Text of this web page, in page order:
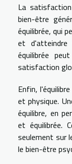
La
bien-être
équilibrée, qui
et d'atteindre
équilibrée
satisfaction
Enfin,
et physique.
équilibre, en
et équilibrée.
seulement sur
le bien-être